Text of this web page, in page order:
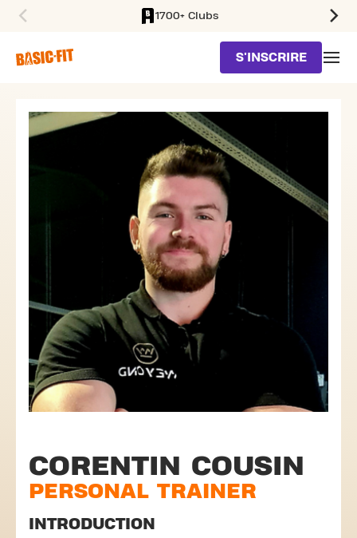
1700+ Clubs
S'INSCRIRE
CORENTIN COUSIN
PERSONAL TRAINER
INTRODUCTION